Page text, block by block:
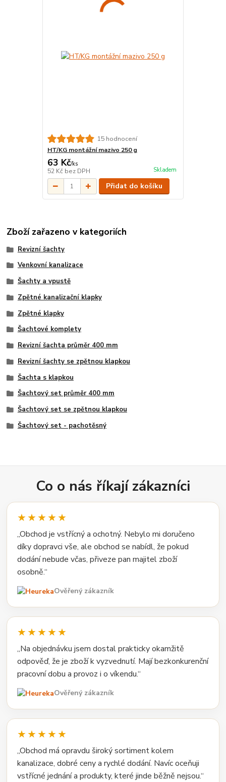
15 hodnocení
HT/KG montážní mazivo 250 g
63 Kč/ks
52 Kč bez DPH Skladem
Přidat do košíku
Zboží zařazeno v kategoriích
Revizní šachty
Venkovní kanalizace
Šachty a vpustě
Zpětné kanalizační klapky
Zpětné klapky
Šachtové komplety
Revizní šachta průměr 400 mm
Revizní šachty se zpětnou klapkou
Šachta s klapkou
Šachtový set průměr 400 mm
Šachtový set se zpětnou klapkou
Šachtový set - pachotěsný
Co o nás říkají zákazníci
★★★★★
„Obchod je vstřícný a ochotný. Nebylo mi doručeno
díky dopravci vše, ale obchod se nabídl, že pokud
dodání nebude včas, přiveze pan majitel zboží
osobně.“
Ověřený zákazník
★★★★★
„Na objednávku jsem dostal prakticky okamžitě
odpověď, že je zboží k vyzvednutí. Mají bezkonkurenční
pracovní dobu a provoz i o víkendu.“
Ověřený zákazník
★★★★★
„Obchod má opravdu široký sortiment kolem
kanalizace, dobré ceny a rychlé dodání. Navíc oceňuji
vstřícné jednání a produkty, které jinde běžně nejsou.“